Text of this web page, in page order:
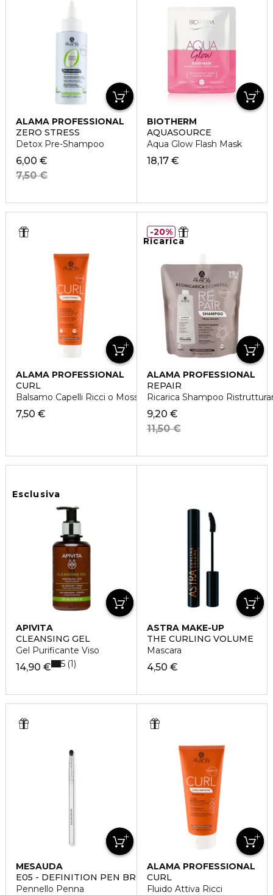
ALAMA PROFESSIONAL
ZERO STRESS
Detox Pre-Shampoo
6,00 €
7,50 €
BIOTHERM
AQUASOURCE
Aqua Glow Flash Mask
18,17 €
ALAMA PROFESSIONAL
CURL
Balsamo Capelli Ricci o Mossi
7,50 €
Ricarica
ALAMA PROFESSIONAL
REPAIR
Ricarica Shampoo
9,20 €
11,50 €
20%
Esclusiva
APIVITA
CLEANSING GEL
Gel Purificante Viso
14,90 € 5 1
ASTRA MAKE-UP
THE CURLING VOLUME
Mascara
4,50 €
MESAUDA
E05 - DEFINITION PEN BRUSH
Pennello Penna
ALAMA PROFESSIONAL
CURL
Fluido Attiva Ricci